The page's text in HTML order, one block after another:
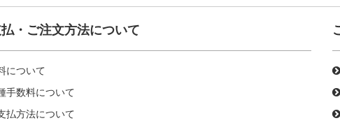
・ご注文方法について
について
手数料について
払方法について